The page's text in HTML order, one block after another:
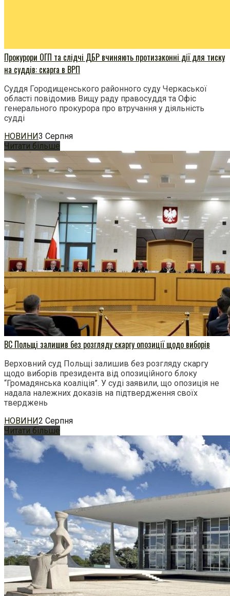
Прокурори ОГП та слідчі ДБР вчиняють протизаконні дії для тиску
на суддів: скарга в ВРП
Суддя Городищенського районного суду Черкаської
області повідомив Вищу раду правосуддя та Офіс
генерального прокурора про втручання у діяльність
судді
НОВИНИ3 Серпня
Читати більше
ВС Польщі залишив без розгляду скаргу опозиції щодо виборів
Верховний суд Польщі залишив без розгляду скаргу
щодо виборів президента від опозиційного блоку
“Громадянська коаліція”. У суді заявили, що опозиція не
надала належних доказів на підтвердження своїх
тверджень
НОВИНИ2 Серпня
Читати більше